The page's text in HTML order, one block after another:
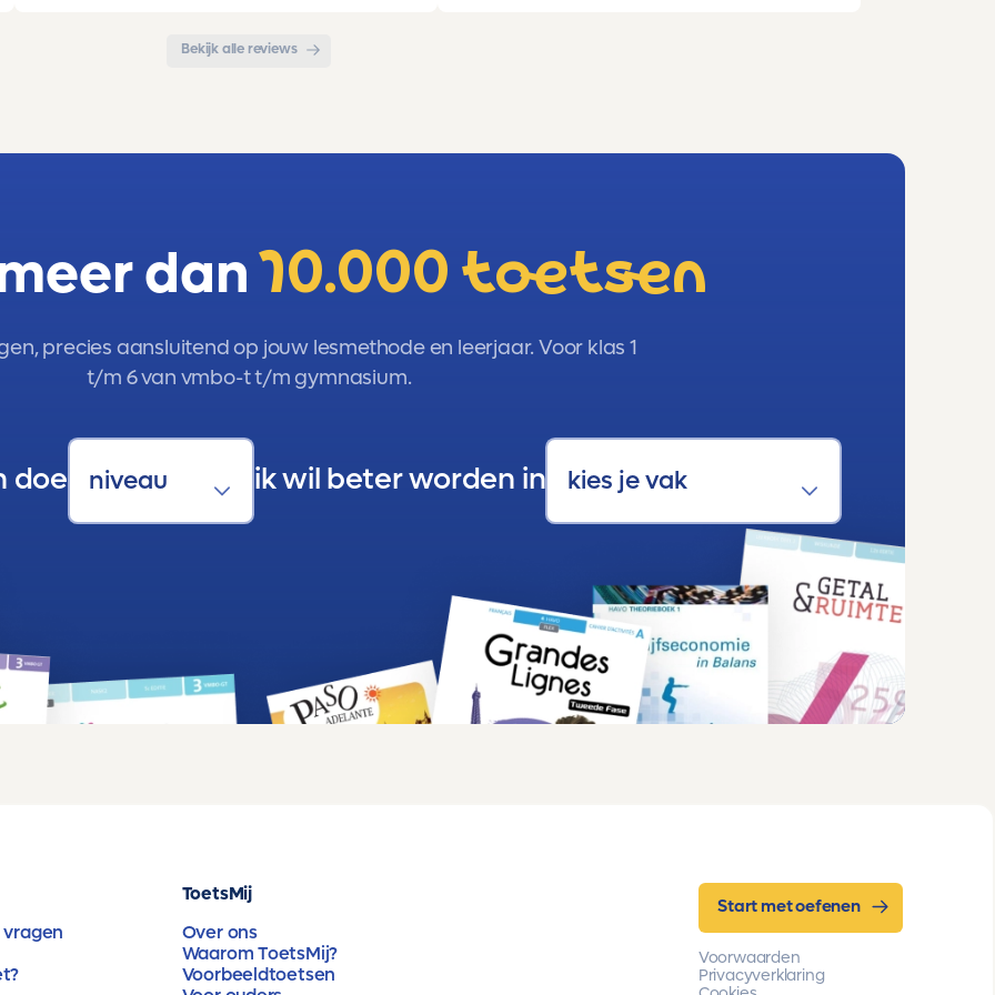
Bekijk alle reviews
dan10.000 toetsen
precies aansluitend op jouw lesmethode en leerjaar. Voor klas 1
t/m 6 van vmbo-t t/m gymnasium.
doe ik wil beter worden in
ToetsMij
Over ons
Waarom ToetsMij?
Voorbeeldtoetsen
Start met oefenen
Voorwaarden
Privacyverklaring